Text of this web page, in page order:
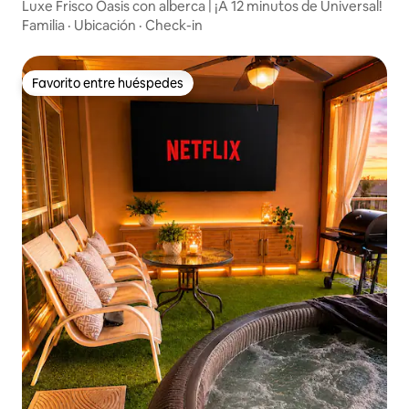
Luxe Frisco Oasis con alberca | ¡A 12 minutos de Universal!
Familia · Ubicación · Check-in
Favorito entre huéspedes
Favorito entre huéspedes